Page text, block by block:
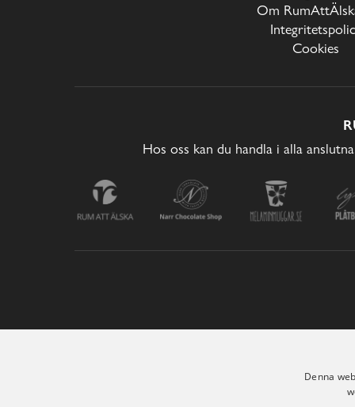
Om
Cookies
Hos oss kan du handla i alla
Denna